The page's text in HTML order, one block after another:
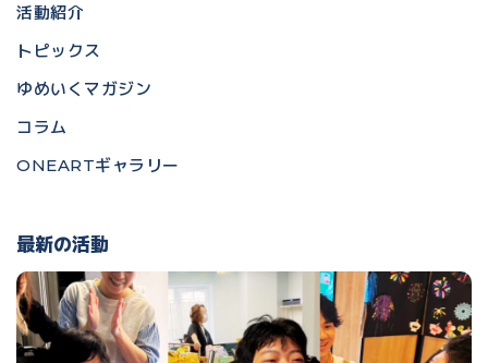
活動紹介
トピックス
ゆめいくマガジン
コラム
ONEARTギャラリー
最新の活動